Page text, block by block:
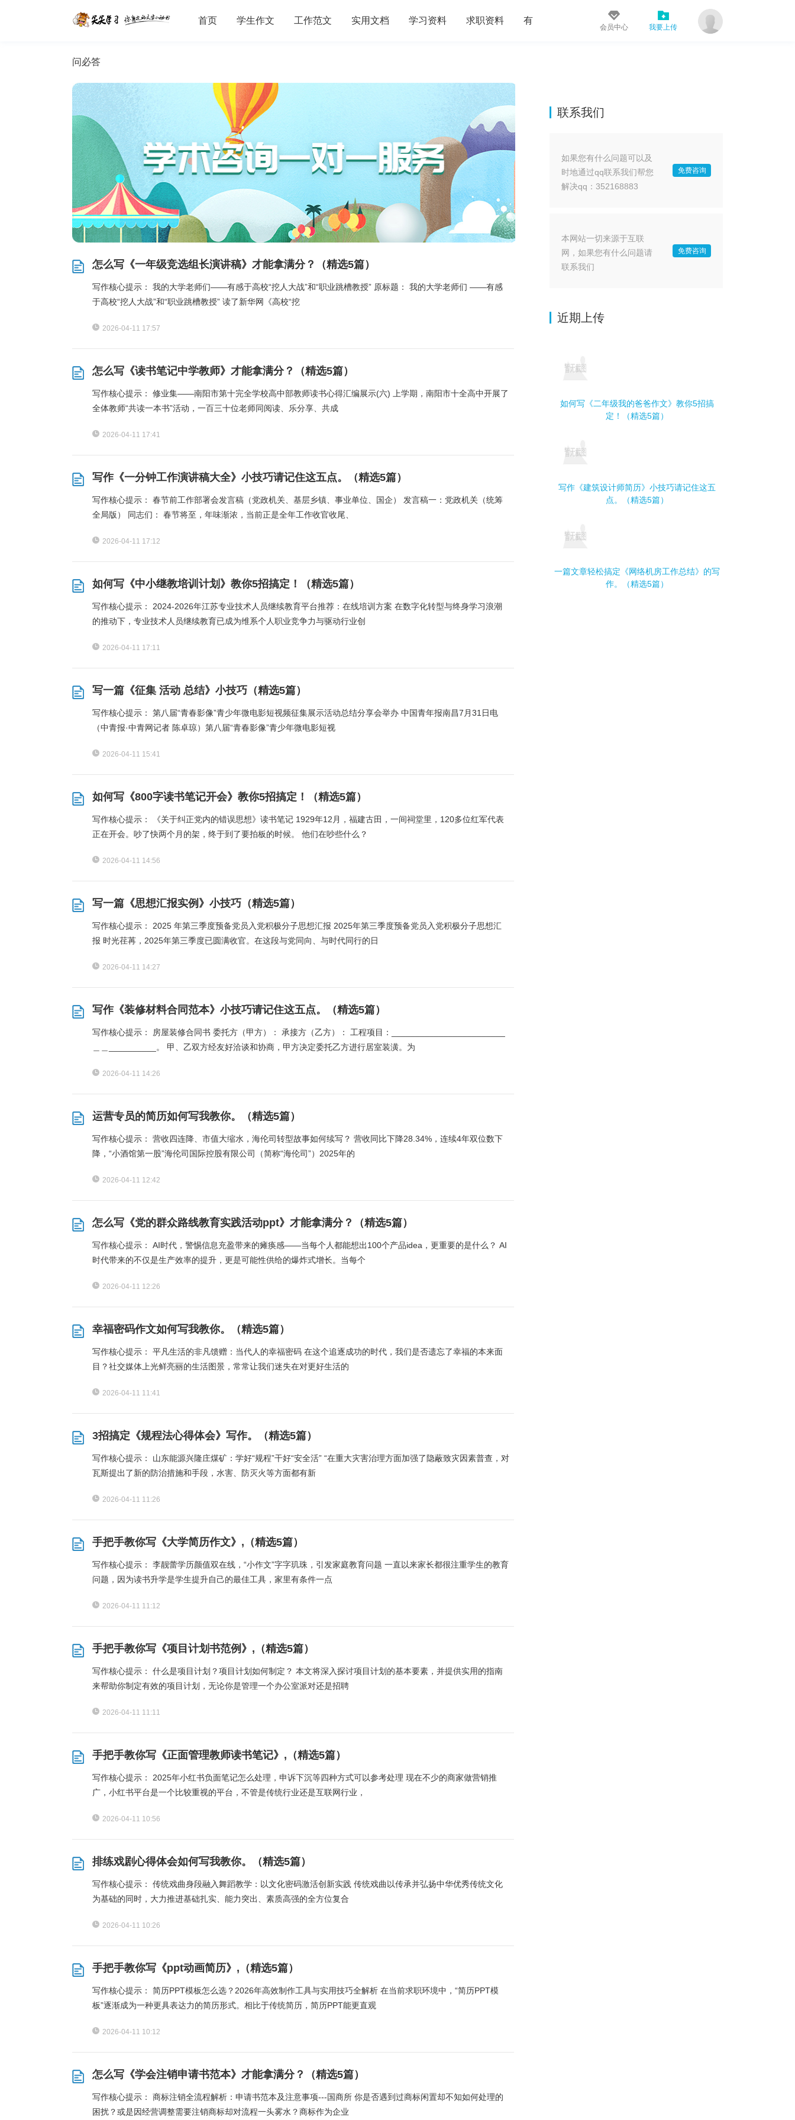
首页 学生作文 工作范文 实用文档 学习资料 求职资料 有
问必答
会员中心 我要上传
怎么写《一年级竞选组长演讲稿》才能拿满分？（精选5篇）
写作核心提示： 我的大学老师们——有感于高校“挖人大战”和“职业跳槽教授” 原标题： 我的大学老师们 ——有感
于高校“挖人大战”和“职业跳槽教授” 读了新华网《高校“挖
2026-04-11 17:57
怎么写《读书笔记中学教师》才能拿满分？（精选5篇）
写作核心提示： 修业集——南阳市第十完全学校高中部教师读书心得汇编展示(六) 上学期，南阳市十全高中开展了
全体教师“共读一本书”活动，一百三十位老师同阅读、乐分享、共成
2026-04-11 17:41
写作《一分钟工作演讲稿大全》小技巧请记住这五点。（精选5篇）
写作核心提示： 春节前工作部署会发言稿（党政机关、基层乡镇、事业单位、国企） 发言稿一：党政机关（统筹
全局版） 同志们： 春节将至，年味渐浓，当前正是全年工作收官收尾、
2026-04-11 17:12
如何写《中小继教培训计划》教你5招搞定！（精选5篇）
写作核心提示： 2024-2026年江苏专业技术人员继续教育平台推荐：在线培训方案 在数字化转型与终身学习浪潮
的推动下，专业技术人员继续教育已成为维系个人职业竞争力与驱动行业创
2026-04-11 17:11
写一篇《征集 活动 总结》小技巧（精选5篇）
写作核心提示： 第八届“青春影像”青少年微电影短视频征集展示活动总结分享会举办 中国青年报南昌7月31日电
（中青报·中青网记者 陈卓琼）第八届“青春影像”青少年微电影短视
2026-04-11 15:41
如何写《800字读书笔记开会》教你5招搞定！（精选5篇）
写作核心提示： 《关于纠正党内的错误思想》读书笔记 1929年12月，福建古田，一间祠堂里，120多位红军代表
正在开会。吵了快两个月的架，终于到了要拍板的时候。 他们在吵些什么？
2026-04-11 14:56
写一篇《思想汇报实例》小技巧（精选5篇）
写作核心提示： 2025 年第三季度预备党员入党积极分子思想汇报 2025年第三季度预备党员入党积极分子思想汇
报 时光荏苒，2025年第三季度已圆满收官。在这段与党同向、与时代同行的日
2026-04-11 14:27
写作《装修材料合同范本》小技巧请记住这五点。（精选5篇）
写作核心提示： 房屋装修合同书 委托方（甲方）： 承接方（乙方）： 工程项目：________________________
＿＿__________。 甲、乙双方经友好洽谈和协商，甲方决定委托乙方进行居室装潢。为
2026-04-11 14:26
运营专员的简历如何写我教你。（精选5篇）
写作核心提示： 营收四连降、市值大缩水，海伦司转型故事如何续写？ 营收同比下降28.34%，连续4年双位数下
降，“小酒馆第一股”海伦司国际控股有限公司（简称“海伦司”）2025年的
2026-04-11 12:42
怎么写《党的群众路线教育实践活动ppt》才能拿满分？（精选5篇）
写作核心提示： AI时代，警惕信息充盈带来的瘫痪感——当每个人都能想出100个产品idea，更重要的是什么？ AI
时代带来的不仅是生产效率的提升，更是可能性供给的爆炸式增长。当每个
2026-04-11 12:26
幸福密码作文如何写我教你。（精选5篇）
写作核心提示： 平凡生活的非凡馈赠：当代人的幸福密码 在这个追逐成功的时代，我们是否遗忘了幸福的本来面
目？社交媒体上光鲜亮丽的生活图景，常常让我们迷失在对更好生活的
2026-04-11 11:41
3招搞定《规程法心得体会》写作。（精选5篇）
写作核心提示： 山东能源兴隆庄煤矿：学好“规程”干好“安全活” “在重大灾害治理方面加强了隐蔽致灾因素普查，对
瓦斯提出了新的防治措施和手段，水害、防灭火等方面都有新
2026-04-11 11:26
手把手教你写《大学简历作文》,（精选5篇）
写作核心提示： 李靓蕾学历颜值双在线，“小作文”字字玑珠，引发家庭教育问题 一直以来家长都很注重学生的教育
问题，因为读书升学是学生提升自己的最佳工具，家里有条件一点
2026-04-11 11:12
手把手教你写《项目计划书范例》,（精选5篇）
写作核心提示： 什么是项目计划？项目计划如何制定？ 本文将深入探讨项目计划的基本要素，并提供实用的指南
来帮助你制定有效的项目计划，无论你是管理一个办公室派对还是招聘
2026-04-11 11:11
手把手教你写《正面管理教师读书笔记》,（精选5篇）
写作核心提示： 2025年小红书负面笔记怎么处理，申诉下沉等四种方式可以参考处理 现在不少的商家做营销推
广，小红书平台是一个比较重视的平台，不管是传统行业还是互联网行业，
2026-04-11 10:56
排练戏剧心得体会如何写我教你。（精选5篇）
写作核心提示： 传统戏曲身段融入舞蹈教学：以文化密码激活创新实践 传统戏曲以传承并弘扬中华优秀传统文化
为基础的同时，大力推进基础扎实、能力突出、素质高强的全方位复合
2026-04-11 10:26
手把手教你写《ppt动画简历》,（精选5篇）
写作核心提示： 简历PPT模板怎么选？2026年高效制作工具与实用技巧全解析 在当前求职环境中，“简历PPT模
板”逐渐成为一种更具表达力的简历形式。相比于传统简历，简历PPT能更直观
2026-04-11 10:12
怎么写《学会注销申请书范本》才能拿满分？（精选5篇）
写作核心提示： 商标注销全流程解析：申请书范本及注意事项---国商所 你是否遇到过商标闲置却不知如何处理的
困扰？或是因经营调整需要注销商标却对流程一头雾水？商标作为企业
联系我们
如果您有什么问题可以及
时地通过qq联系我们帮您
解决qq：352168883
免费咨询
本网站一切来源于互联
网，如果您有什么问题请
联系我们
免费咨询
近期上传
如何写《二年级我的爸爸作文》教你5招搞
定！（精选5篇）
写作《建筑设计师简历》小技巧请记住这五
点。（精选5篇）
一篇文章轻松搞定《网络机房工作总结》的写
作。（精选5篇）